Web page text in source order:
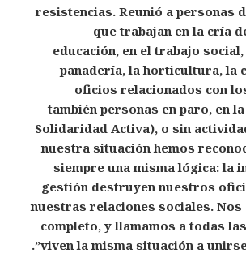
resistencias. Reunió a personas
que trabajan en la cría
educación, en el trabajo
panadería, la horticultura, la
oficios relacionados con
también personas en paro, en la
Solidaridad Activa), o sin
nuestra situación hemos
siempre una misma lógica: la
gestión destruyen nuestros
nuestras relaciones sociales. Nos
completo, y llamamos a todas
viven la misma situación a unirse